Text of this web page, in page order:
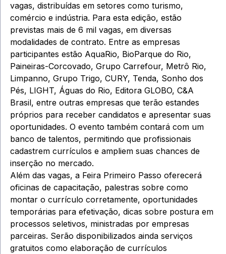
vagas, distribuídas em setores como turismo,
comércio e indústria. Para esta edição, estão
previstas mais de 6 mil vagas, em diversas
modalidades de contrato. Entre as empresas
participantes estão AquaRio, BioParque do Rio,
Paineiras-Corcovado, Grupo Carrefour, Metrô Rio,
Limpanno, Grupo Trigo, CURY, Tenda, Sonho dos
Pés, LIGHT, Águas do Rio, Editora GLOBO, C&A
Brasil, entre outras empresas que terão estandes
próprios para receber candidatos e apresentar suas
oportunidades. O evento também contará com um
banco de talentos, permitindo que profissionais
cadastrem currículos e ampliem suas chances de
inserção no mercado.
Além das vagas, a Feira Primeiro Passo oferecerá
oficinas de capacitação, palestras sobre como
montar o currículo corretamente, oportunidades
temporárias para efetivação, dicas sobre postura em
processos seletivos, ministradas por empresas
parceiras. Serão disponibilizados ainda serviços
gratuitos como elaboração de currículos